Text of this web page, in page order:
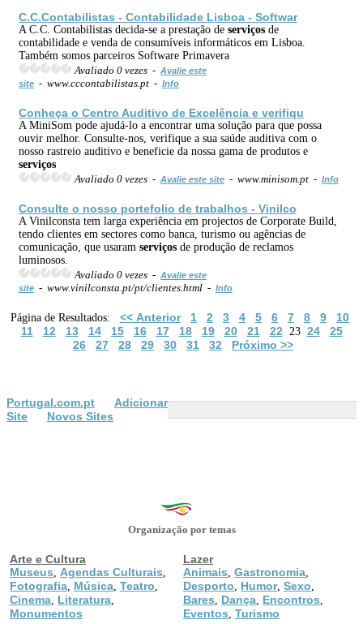
C.C.Contabilistas - Contabilidade Lisboa - Softwar
A C.C. Contabilistas decida-se a prestação de serviços de
contabilidade e venda de consumíveis informáticos em Lisboa.
Também somos parceiros Software Primavera
Avaliado 0 vezes - Avalie este
site - www.cccontabilistas.pt - Info
Conheça o Centro Auditivo de Excelência e verifiqu
A MiniSom pode ajudá-lo a encontrar uma solução para que possa
ouvir melhor. Consulte-nos, verifique a sua saúde auditiva com o
nosso rastreio auditivo e beneficie da nossa gama de produtos e
serviços
Avaliado 0 vezes - Avalie este site - www.minisom.pt - Info
Consulte o nosso portefolio de trabalhos - Vinilco
A Vinilconsta tem larga experiência em projectos de Corporate Build,
tendo clientes em sectores como banca, turismo ou agências de
comunicação, que usaram serviços de produção de reclamos
luminosos.
Avaliado 0 vezes - Avalie este
site - www.vinilconsta.pt/pt/clientes.html - Info
Página de Resultados: << Anterior 1 2 3 4 5 6 7 8 9
10
11
12 13 14 15 16 17 18 19 20 21 22 23 24
25
26
27 28 29 30 31 32 Próximo >>
Portugal.com.pt
Adicionar
Site
Novos Sites
Organização por temas
Arte e Cultura
Museus
Agendas Culturais
Fotografia Música Teatro
Cinema Literatura
Monumentos
Lazer
Animais Gastronomia
Desporto Humor, Sexo
Bares Dança Encontros
Eventos Turismo